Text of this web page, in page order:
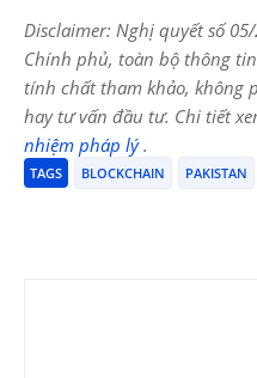
Disclaimer: Nghị quyết số
Chính phủ, toàn bộ thông
tính chất tham khảo, không
hay tư vấn đầu tư. Chi tiết
nhiệm pháp lý.
TAGS BLOCKCHAIN PAKISTAN